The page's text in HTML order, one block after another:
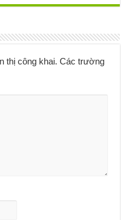
thị công khai. Các trường